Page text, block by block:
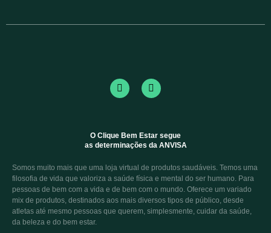
O Clique Bem Estar segue
as determinações da ANVISA
Somos muito mais que uma loja virtual de produtos saudáveis. Temos uma
filosofia de vida que valoriza a saúde física e mental do ser humano. Para
pessoas de bem com a vida e de bem com o mundo. Oferece um variado
mix de produtos, destinados aos mais diversos tipos de público, desde
atletas até mesmo pessoas que querem, simplesmente, cuidar da saúde,
da beleza e do bem estar.